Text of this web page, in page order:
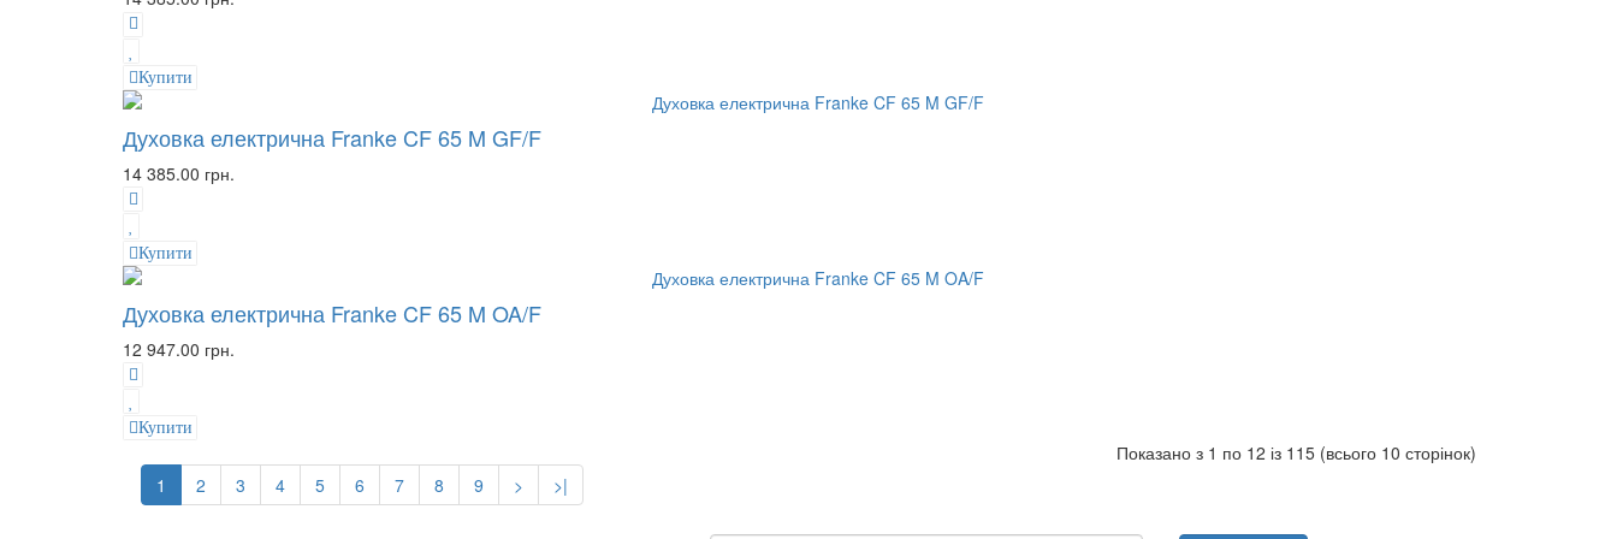
Купити
Духовка електрична Franke CF 65 M GF/F
14 385.00 грн.
Купити
Духовка електрична Franke CF 65 M OA/F
12 947.00 грн.
Купити
1 2 3 4 5 6 7 8 9 > >|
Показано з 1 по 12 із 115 (всього 10 сторінок)